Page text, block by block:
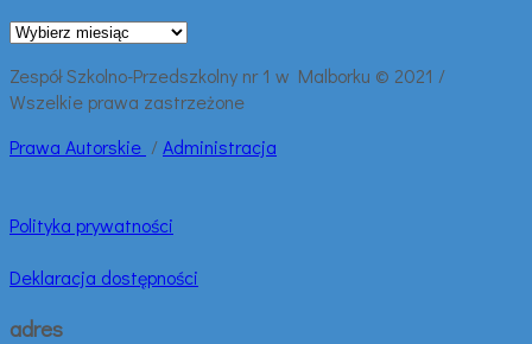
Archiwalne
Zespół Szkolno-Przedszkolny nr 1 w Malborku © 2021 /
Wszelkie prawa zastrzeżone
Prawa Autorskie /Administracja
Polityka prywatności
Deklaracja dostępności
adres